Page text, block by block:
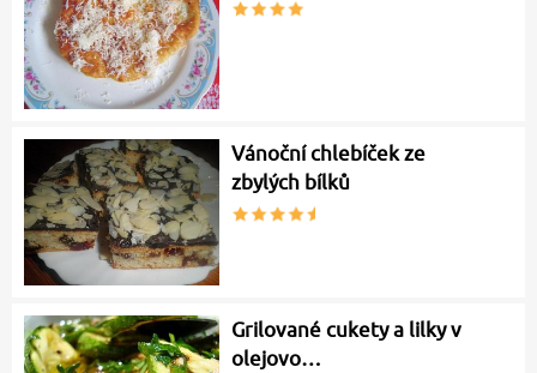
Vánoční chlebíček ze
zbylých bílků
Grilované cukety a lilky v
olejovo…